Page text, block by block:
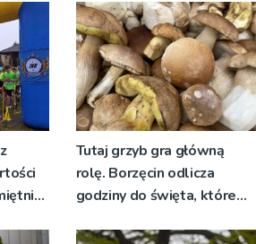
Tutaj grzyb gra główną
rolę. Borzęcin odlicza
godziny do święta, które